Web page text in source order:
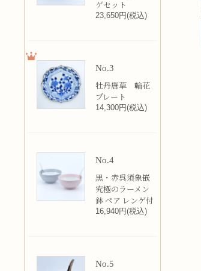
ゲセット
23,650円(税込)
No.3
牡丹唐草 輪花
プレート
14,300円(税込)
No.4
黒・赤呉須象嵌
究極のラーメン
鉢 ペア レンゲ付
16,940円(税込)
No.5